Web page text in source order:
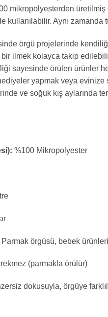
mikropolyesterden
kullanılabilir. Aynı
örgü projelerinde
ilmek kolayca takip
sayesinde örülen ürünler
yapmak veya evinize
ve soğuk kış aylarında
%100 Mikropolyester
Parmak örgüsü, bebek
(parmakla örülür)
dokusuyla, örgüye